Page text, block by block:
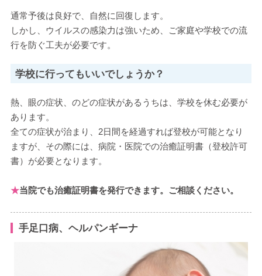
通常予後は良好で、自然に回復します。
しかし、ウイルスの感染力は強いため、ご家庭や学校での流
行を防ぐ工夫が必要です。
学校に行ってもいいでしょうか？
熱、眼の症状、のどの症状があるうちは、学校を休む必要が
あります。
全ての症状が治まり、2日間を経過すれば登校が可能となり
ますが、その際には、病院・医院での治癒証明書（登校許可
書）が必要となります。
★当院でも治癒証明書を発行できます。ご相談ください。
手足口病、ヘルパンギーナ